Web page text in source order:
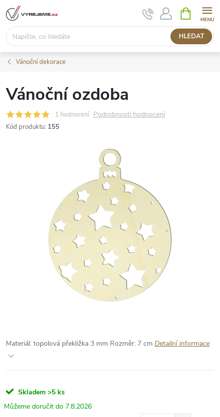
Přejít
na
obsah
HLEDAT
NÁKUPNÍ
KOŠÍK
Vánoční dekorace
Vánoční ozdoba
1 hodnocení Podrobnosti hodnocení
Kód produktu: 155
Materiál: topolová překližka 3 mm Rozměr: 7 cm Detailní informace
Skladem >5 ks
7.8.2026